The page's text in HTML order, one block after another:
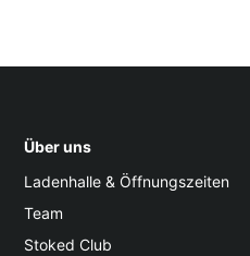
Über uns
Ladenhalle & Öffnungszeiten
Team
Stoked Club